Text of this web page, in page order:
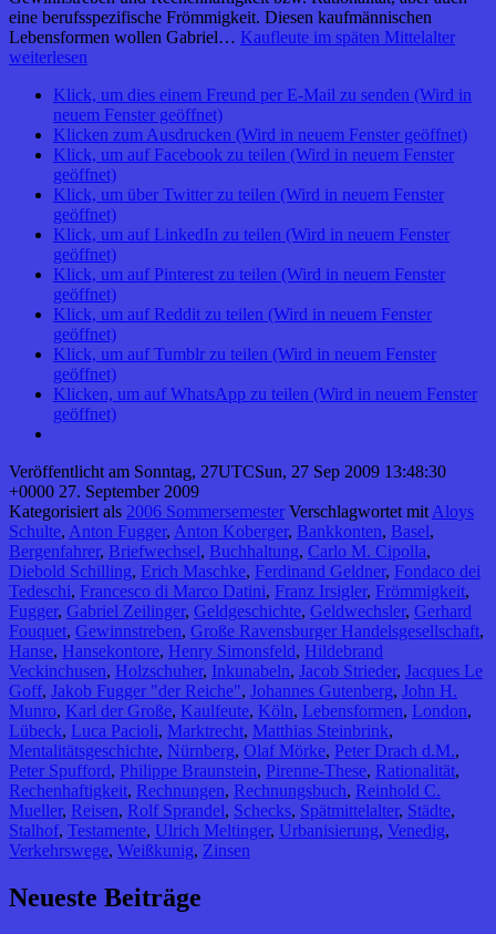
eine berufsspezifische Frömmigkeit. Diesen kaufmännischen
Lebensformen wollen Gabriel… Kaufleute im späten Mittelalter
weiterlesen
Klick, um dies einem Freund per E-Mail zu senden (Wird in
neuem Fenster geöffnet)
Klicken zum Ausdrucken (Wird in neuem Fenster geöffnet)
Klick, um auf Facebook zu teilen (Wird in neuem Fenster
geöffnet)
Klick, um über Twitter zu teilen (Wird in neuem Fenster
geöffnet)
Klick, um auf LinkedIn zu teilen (Wird in neuem Fenster
geöffnet)
Klick, um auf Pinterest zu teilen (Wird in neuem Fenster
geöffnet)
Klick, um auf Reddit zu teilen (Wird in neuem Fenster
geöffnet)
Klick, um auf Tumblr zu teilen (Wird in neuem Fenster
geöffnet)
Klicken, um auf WhatsApp zu teilen (Wird in neuem Fenster
geöffnet)
Veröffentlicht am Sonntag, 27UTCSun, 27 Sep 2009 13:48:30
+0000 27. September 2009
Kategorisiert als 2006 Sommersemester Verschlagwortet mit Aloys
Schulte, Anton Fugger, Anton Koberger, Bankkonten, Basel,
Bergenfahrer, Briefwechsel, Buchhaltung, Carlo M. Cipolla,
Diebold Schilling, Erich Maschke, Ferdinand Geldner, Fondaco dei
Tedeschi, Francesco di Marco Datini, Franz Irsigler, Frömmigkeit,
Fugger, Gabriel Zeilinger, Geldgeschichte, Geldwechsler, Gerhard
Fouquet, Gewinnstreben, Große Ravensburger Handelsgesellschaft,
Hanse, Hansekontore, Henry Simonsfeld, Hildebrand
Veckinchusen, Holzschuher, Inkunabeln, Jacob Strieder, Jacques Le
Goff, Jakob Fugger "der Reiche", Johannes Gutenberg, John H.
Munro, Karl der Große, Kaulfeute, Köln, Lebensformen, London,
Lübeck, Luca Pacioli, Marktrecht, Matthias Steinbrink,
Mentalitätsgeschichte, Nürnberg, Olaf Mörke, Peter Drach d.M.,
Peter Spufford, Philippe Braunstein, Pirenne-These, Rationalität,
Rechenhaftigkeit, Rechnungen, Rechnungsbuch, Reinhold C.
Mueller, Reisen, Rolf Sprandel, Schecks, Spätmittelalter, Städte,
Stalhof, Testamente, Ulrich Meltinger, Urbanisierung, Venedig,
Verkehrswege, Weißkunig, Zinsen
Neueste Beiträge